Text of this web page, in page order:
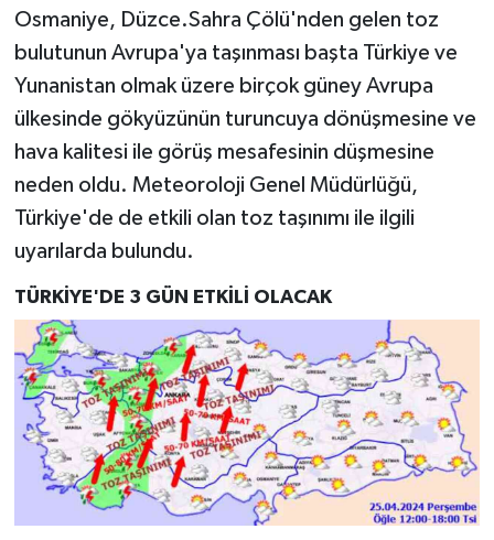
Osmaniye, Düzce.Sahra Çölü'nden gelen toz
bulutunun Avrupa'ya taşınması başta Türkiye ve
Yunanistan olmak üzere birçok güney Avrupa
ülkesinde gökyüzünün turuncuya dönüşmesine ve
hava kalitesi ile görüş mesafesinin düşmesine
neden oldu. Meteoroloji Genel Müdürlüğü,
Türkiye'de de etkili olan toz taşınımı ile ilgili
uyarılarda bulundu.
TÜRKİYE'DE 3 GÜN ETKİLİ OLACAK